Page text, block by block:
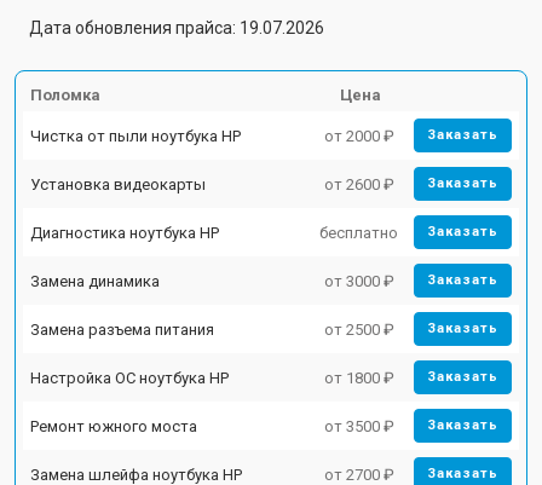
Дата обновления прайса: 19.07.2026
Поломка Цена
Чистка от пыли ноутбука HP от 2000 ₽ Заказать
Установка видеокарты от 2600 ₽ Заказать
Диагностика ноутбука HP бесплатно Заказать
Замена динамика от 3000 ₽ Заказать
Замена разъема питания от 2500 ₽ Заказать
Настройка ОС ноутбука HP от 1800 ₽ Заказать
Ремонт южного моста от 3500 ₽ Заказать
Замена шлейфа ноутбука HP от 2700 ₽ Заказать